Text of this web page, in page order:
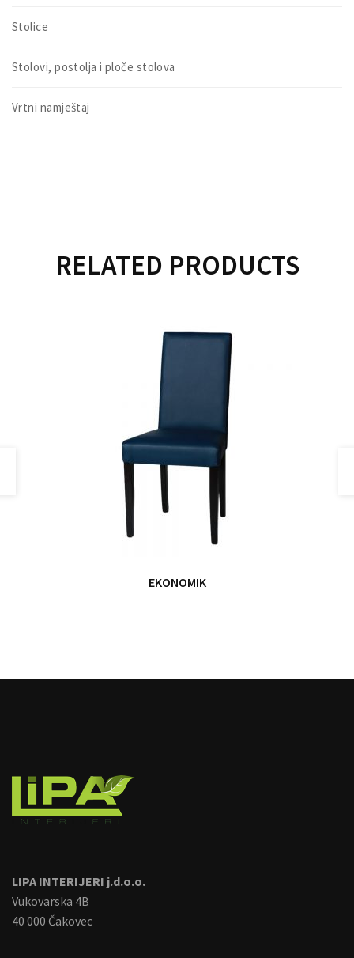
Stolice
Stolovi, postolja i ploče stolova
Vrtni namještaj
RELATED PRODUCTS
EKONOMIK
LIPA INTERIJERI j.d.o.o.
Vukovarska 4B
40 000 Čakovec